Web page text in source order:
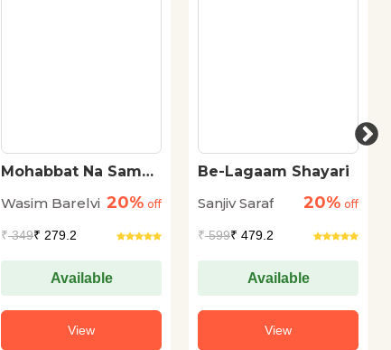
Mohabbat Na Samaj
Wasim Barelvi 20% off
₹349₹ 279.2
Available
View
Be-Lagaam Shayari
Sanjiv Saraf
20% off
₹599₹ 479.2
Available
View